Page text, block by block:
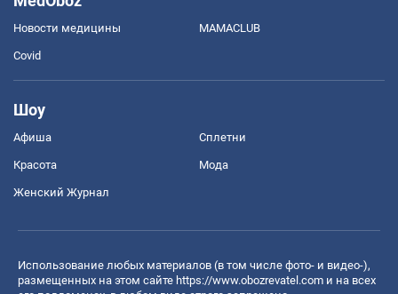
Новости медицины MAMACLUB
Covid
Шоу
Афиша Сплетни
Красота Мода
Женский Журнал
Использование любых материалов (в том числе фото- и видео-),
размещенных на этом сайте https://www.obozrevatel.com и на всех